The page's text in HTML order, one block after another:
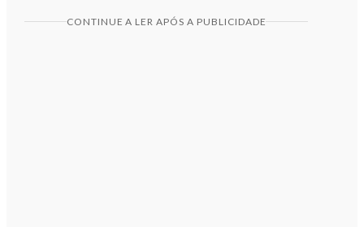
CONTINUE A LER APÓS A PUBLICIDADE